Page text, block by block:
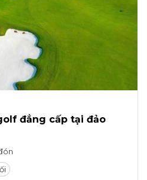
đẳng cấp tại đảo